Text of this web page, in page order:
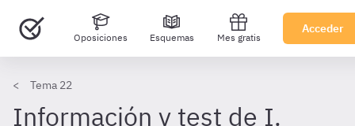
Oposiciones Esquemas Mes gratis
Acceder
Tema 22
Información y test de I.